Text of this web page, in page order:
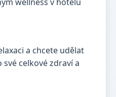
a chcete udělat
celkové zdraví a